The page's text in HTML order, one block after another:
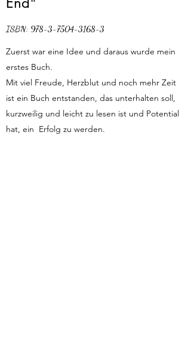
ISBN: 978-3-7504-3168-3
Zuerst war eine Idee und daraus wurde mein
erstes Buch.
Mit viel Freude, Herzblut und noch mehr Zeit
ist ein Buch entstanden, das unterhalten soll,
kurzweilig und leicht zu lesen ist und Potential
hat, ein Erfolg zu werden.